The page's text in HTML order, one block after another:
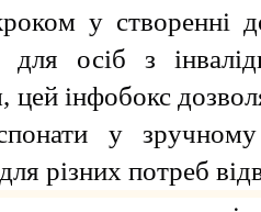
у створенні
для осіб з
цей інфобокс
у
різних потреб